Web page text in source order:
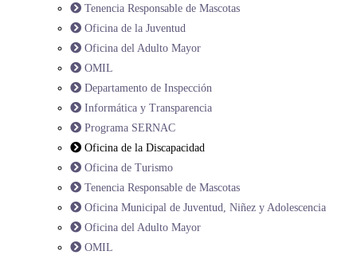
Tenencia Responsable de Mascotas
Oficina de la Juventud
Oficina del Adulto Mayor
OMIL
Departamento de Inspección
Informática y Transparencia
Programa SERNAC
Oficina de la Discapacidad
Oficina de Turismo
Tenencia Responsable de Mascotas
Oficina Municipal de Juventud, Niñez y Adolescencia
Oficina del Adulto Mayor
OMIL